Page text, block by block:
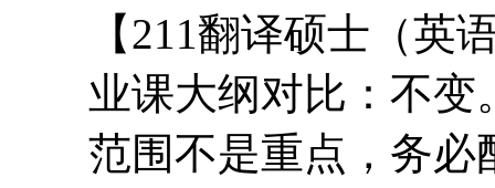
【211翻译硕士（英
业课大纲对比：不
范围不是重点，务必